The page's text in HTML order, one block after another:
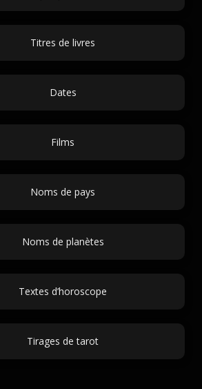
Titres de livres
Dates
Films
Noms de pays
Noms de planètes
Textes d’horoscope
Tirages de tarot